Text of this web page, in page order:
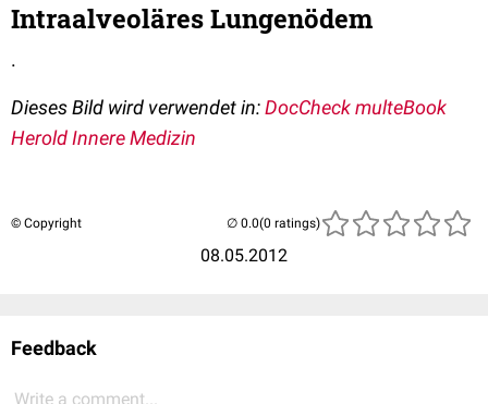
Intraalveoläres Lungenödem
.
Dieses Bild wird verwendet in:DocCheck multeBook
Herold Innere Medizin
© Copyright
08.05.2012
(0 ratings)
Feedback
Write a comment...